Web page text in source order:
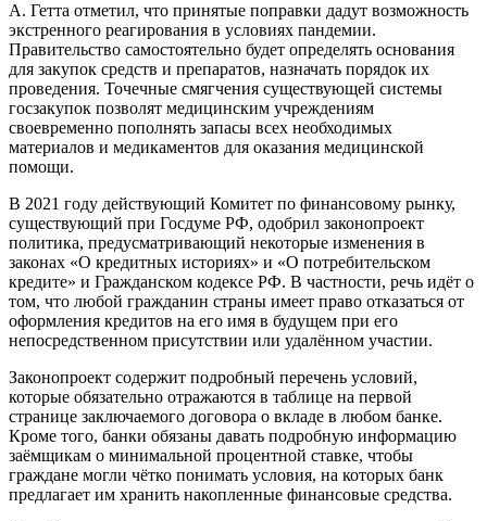
А. Гетта отметил, что принятые поправки дадут возможность
экстренного реагирования в условиях пандемии.
Правительство самостоятельно будет определять основания
для закупок средств и препаратов, назначать порядок их
проведения. Точечные смягчения существующей системы
госзакупок позволят медицинским учреждениям
своевременно пополнять запасы всех необходимых
материалов и медикаментов для оказания медицинской
помощи.
В 2021 году действующий Комитет по финансовому рынку,
существующий при Госдуме РФ, одобрил законопроект
политика, предусматривающий некоторые изменения в
законах «О кредитных историях» и «О потребительском
кредите» и Гражданском кодексе РФ. В частности, речь идёт о
том, что любой гражданин страны имеет право отказаться от
оформления кредитов на его имя в будущем при его
непосредственном присутствии или удалённом участии.
Законопроект содержит подробный перечень условий,
которые обязательно отражаются в таблице на первой
странице заключаемого договора о вкладе в любом банке.
Кроме того, банки обязаны давать подробную информацию
заёмщикам о минимальной процентной ставке, чтобы
граждане могли чётко понимать условия, на которых банк
предлагает им хранить накопленные финансовые средства.